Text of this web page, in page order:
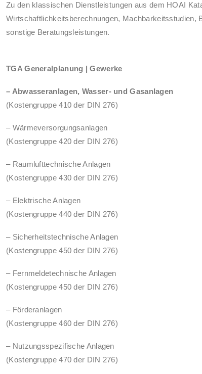
Zu den klassischen Dienstleistungen aus dem HOAI
Wirtschaftlichkeitsberechnungen, Machbarkeitsstudien,
sonstige Beratungsleistungen.
TGA Generalplanung | Gewerke
– Abwasseranlagen, Wasser- und Gasanlagen
(Kostengruppe 410 der DIN 276)
– Wärmeversorgungsanlagen
(Kostengruppe 420 der DIN 276)
– Raumlufttechnische Anlagen
(Kostengruppe 430 der DIN 276)
– Elektrische Anlagen
(Kostengruppe 440 der DIN 276)
– Sicherheitstechnische Anlagen
(Kostengruppe 450 der DIN 276)
– Fernmeldetechnische Anlagen
(Kostengruppe 450 der DIN 276)
– Förderanlagen
(Kostengruppe 460 der DIN 276)
– Nutzungsspezifische Anlagen
(Kostengruppe 470 der DIN 276)